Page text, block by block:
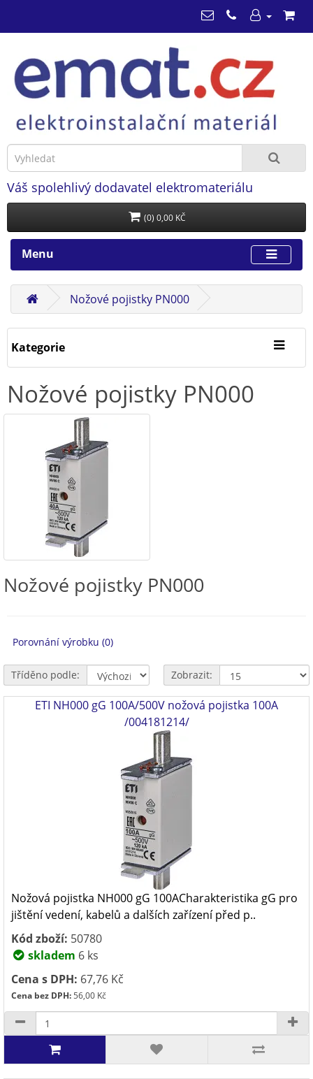
Váš spolehlivý dodavatel elektromateriálu
(0) 0,00 KČ
Menu
Nožové pojistky PN000
Kategorie
Nožové pojistky PN000
Nožové pojistky PN000
Porovnání výrobku (0)
Tříděno podle: Zobrazit:
ETI NH000 gG 100A/500V nožová pojistka 100A
/004181214/
Nožová pojistka NH000 gG 100ACharakteristika gG pro
jištění vedení, kabelů a dalších zařízení před p..
Kód zboží: 50780
skladem 6 ks
Cena s DPH: 67,76 Kč
Cena bez DPH:56,00 Kč